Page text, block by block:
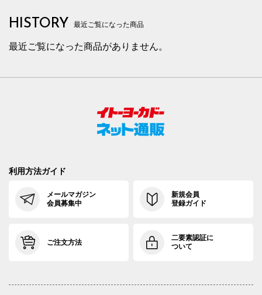
HISTORY 最近ご覧になった商品
最近ご覧になった商品がありません。
利用方法ガイド
メールマガジン
会員募集中
新規会員
登録ガイド
ご注文方法
二要素認証に
ついて